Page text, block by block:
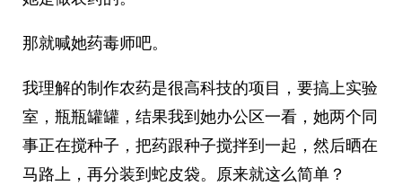
那就喊她药毒师吧。
我理解的制作农药是很高科技的项目，要搞上实验
室，瓶瓶罐罐，结果我到她办公区一看，她两个同
事正在搅种子，把药跟种子搅拌到一起，然后晒在
马路上，再分装到蛇皮袋。原来就这么简单？